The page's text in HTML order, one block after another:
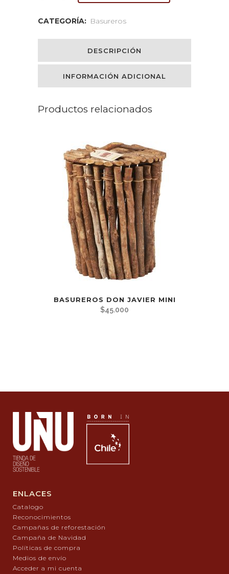
CATEGORÍA: Basureros
DESCRIPCIÓN
INFORMACIÓN ADICIONAL
Productos relacionados
BASUREROS DON JAVIER MINI
$45.000
ENLACES
Catalogo
Reconocimientos
Campañas de reforestación
Campaña de Navidad
Políticas de compra
Medios de envío
Acceder a mi cuenta